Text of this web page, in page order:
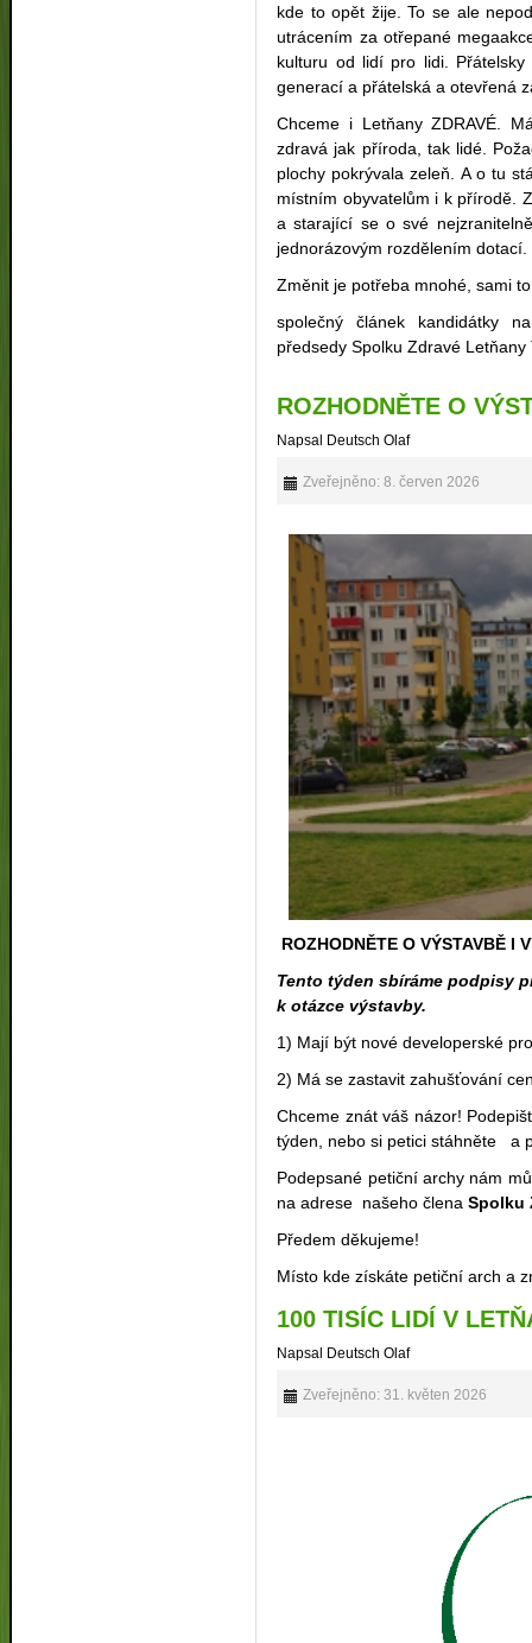
kde to opět žije. To se ale
utrácením za otřepané
kulturu od lidí pro lidi.
generací a přátelská a otevřená
Chceme i Letňany ZDRAVÉ.
zdravá jak příroda, tak lidé.
plochy pokrývala zeleň. A o tu
místním obyvatelům i k přírodě.
a starající se o své
jednorázovým rozdělením dotací.
Změnit je potřeba mnohé, sami
společný článek kandidátky
předsedy Spolku Zdravé Letňany
ROZHODNĚTE O
Napsal Deutsch Olaf
Zveřejněno: 8. červen 2026
ROZHODNĚTE O VÝSTAVBĚ I
Tento týden sbíráme podpisy
k otázce výstavby.
1) Mají být nové developerské
2) Má se zastavit zahušťování
Chceme znát váš názor!
týden, nebo si petici stáhněte a
Podepsané petiční archy nám
na adrese našeho členaSpolku
Předem děkujeme!
Místo kde získáte petiční arch a
100 TISÍC LIDÍ V
Napsal Deutsch Olaf
Zveřejněno: 31. květen 2026